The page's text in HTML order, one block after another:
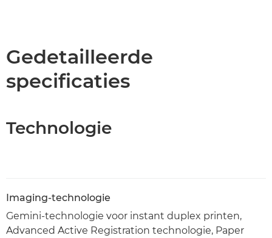
PDF downloaden
Gedetailleerde
specificaties
Technologie
Imaging-technologie
Gemini-technologie voor instant duplex printen,
Advanced Active Registration technologie, Paper